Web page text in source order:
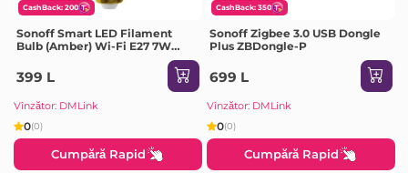
CashBack: 200
Sonoff Smart LED Filament
Bulb (Amber) Wi-Fi E27 7W
399 L
Vînzător: DMLink
0(0)
Cumpără Rapid
CashBack: 350
Sonoff Zigbee 3.0 USB Dongle
Plus ZBDongle-P
699 L
Vînzător: DMLink
0(0)
Cumpără Rapid